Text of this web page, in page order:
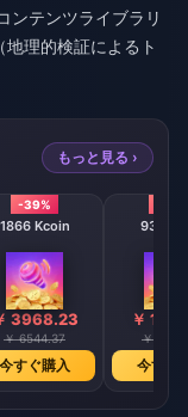
ンテンツライブラリ
地理的検証によるト
もっと見る ›
-39%
1866 Kcoin
3968.23
￥ 6544.37
今すぐ購入
933
￥
￥
今すぐ